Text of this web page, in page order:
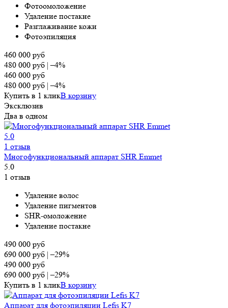
Фотоомоложение
Удаление постакне
Разглаживание кожи
Фотоэпиляция
460 000 руб
480 000 руб |–4%
460 000 руб
480 000 руб |–4%
Купить в 1 кликВ корзину
Эксклюзив
Два в одном
5.0
1 отзыв
Многофункциональный аппарат SHR Emmet
5.0
1 отзыв
Удаление волос
Удаление пигментов
SHR-омоложение
Удаление постакне
490 000 руб
690 000 руб |–29%
490 000 руб
690 000 руб |–29%
Купить в 1 кликВ корзину
Аппарат для фотоэпиляции Lefis K7